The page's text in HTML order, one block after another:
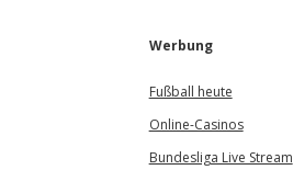
Werbung
Fußball heute
Online-Casinos
Bundesliga Live Stream